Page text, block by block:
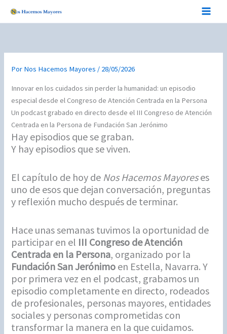
Por Nos Hacemos Mayores / 28/05/2026
Innovar en los cuidados sin perder la humanidad: un episodio
especial desde el Congreso de Atención Centrada en la Persona
Un podcast grabado en directo desde el III Congreso de Atención
Centrada en la Persona de Fundación San Jerónimo
Hay episodios que se graban.
Y hay episodios que se viven.
El capítulo de hoy de Nos Hacemos Mayoreses
uno de esos que dejan conversación, preguntas
y reflexión mucho después de terminar.
Hace unas semanas tuvimos la oportunidad de
participar en el III Congreso de Atención
Centrada en la Persona, organizado por la
Fundación San Jerónimo en Estella, Navarra. Y
por primera vez en el podcast, grabamos un
episodio completamente en directo, rodeados
de profesionales, personas mayores, entidades
sociales y personas comprometidas con
transformar la manera en la que cuidamos.